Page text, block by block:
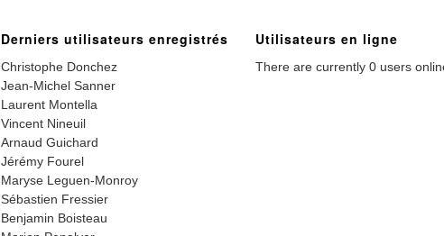
Derniers utilisateurs enregistrés
Christophe Donchez
Jean-Michel Sanner
Laurent Montella
Vincent Nineuil
Arnaud Guichard
Jérémy Fourel
Maryse Leguen-Monroy
Sébastien Fressier
Benjamin Boisteau
Utilisateurs en ligne
There are currently 0 users